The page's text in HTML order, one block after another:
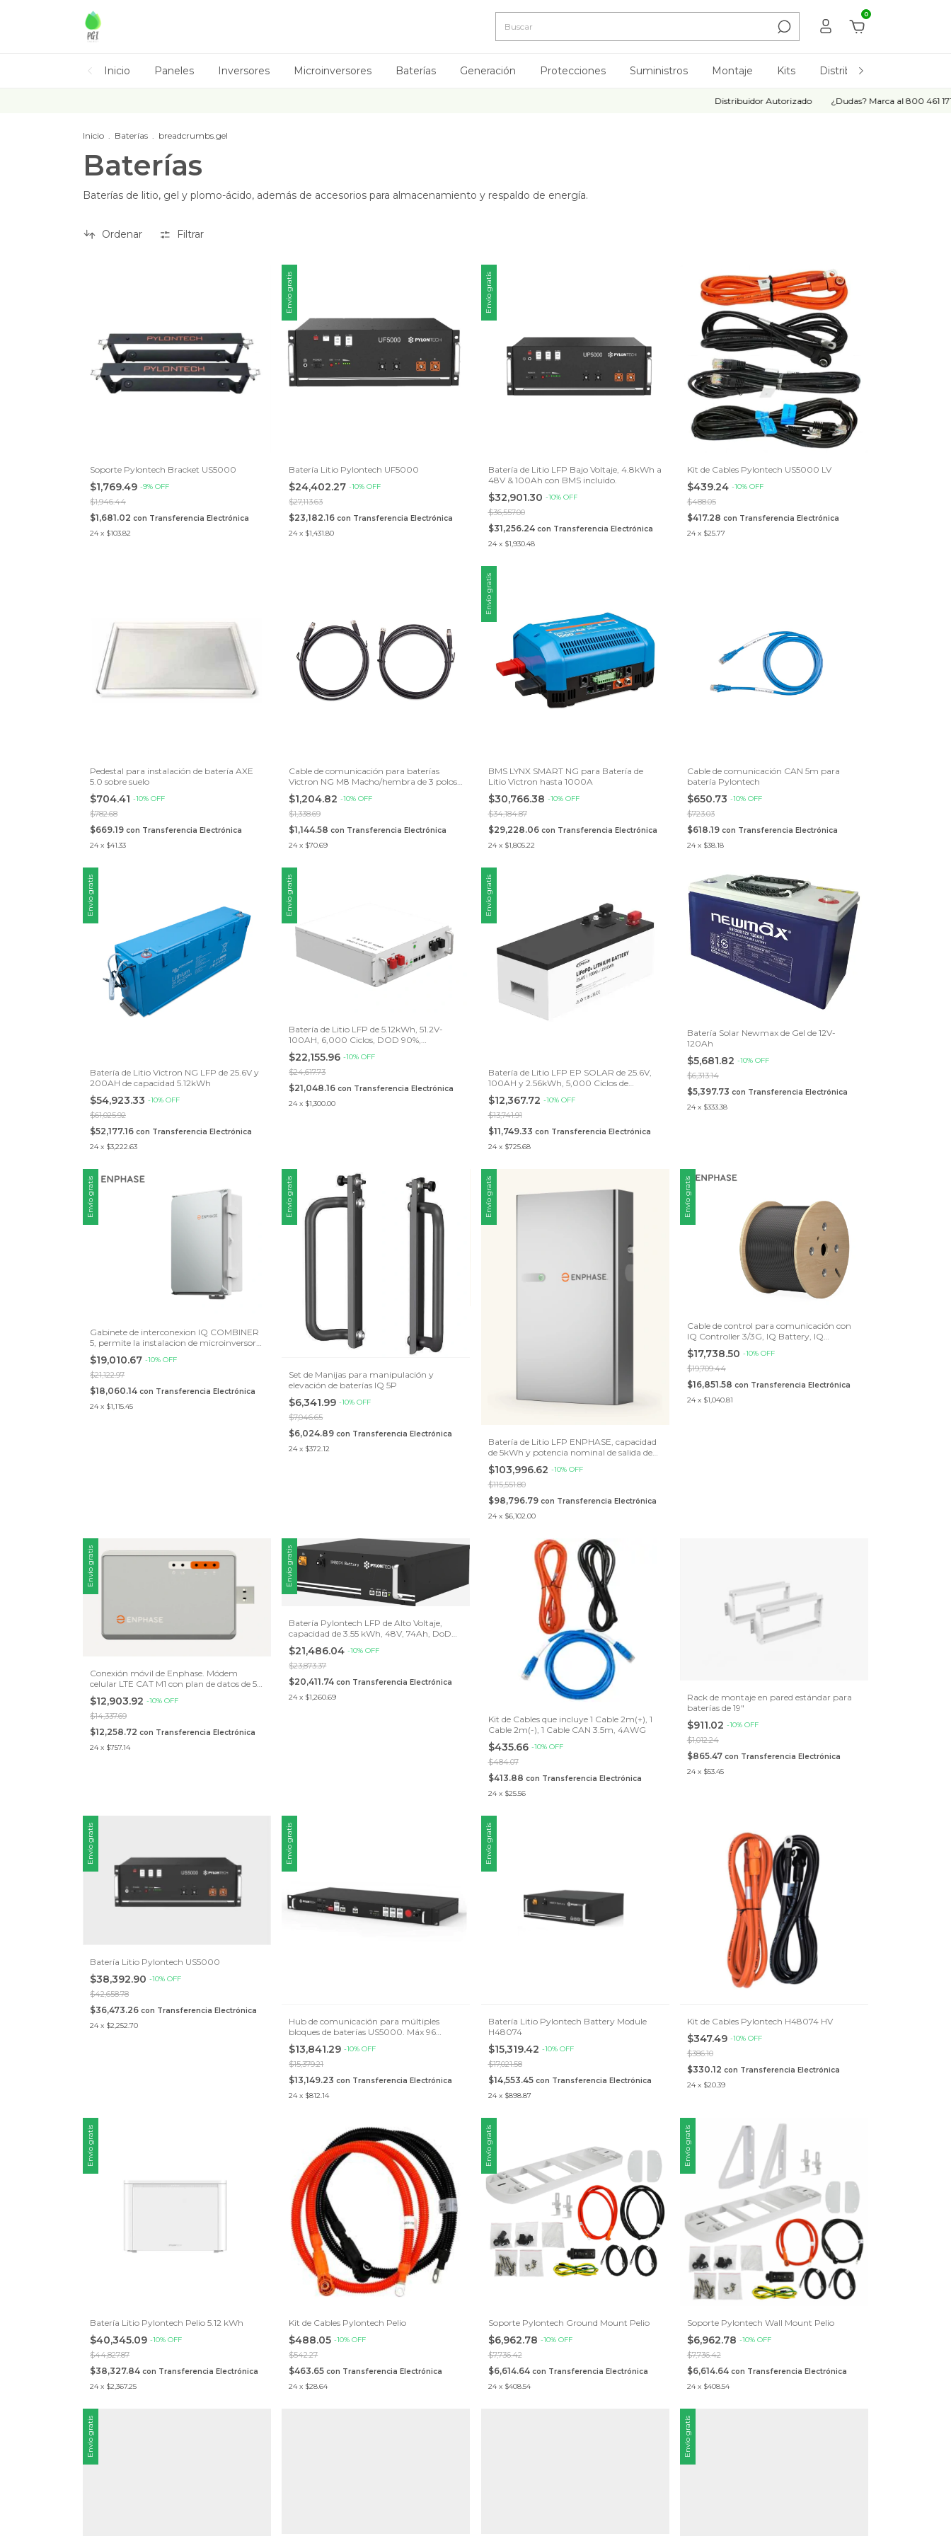
0
Inicio Paneles Inversores Microinversores Baterías Generación Protecciones Suministros Montaje Kits Distribución
Distribuidor Autorizado ¿Dudas? Marca al 800 461 1717
Inicio . Baterías . breadcrumbs.gel
Baterías
Baterías de litio, gel y plomo-ácido, además de accesorios para almacenamiento y respaldo de energía.
Ordenar Filtrar
Soporte Pylontech Bracket US5000
$1,769.49 -9% OFF
$1,946.44
$1,681.02 con Transferencia Electrónica
24 x $103.82
Envío gratis
Batería Litio Pylontech UF5000
$24,402.27-10%OFF
$27,113.63
$23,182.16con Transferencia Electrónica
24 x $1,431.80
Envío gratis
Batería de Litio LFP Bajo Voltaje, 4.8kWh a
48V & 100Ah con BMS incluido.
$32,901.30 -10% OFF
$36,557.00
$31,256.24 con Transferencia Electrónica
24 x $1,930.48
Kit de Cables Pylontech US5000 LV
$439.24 -10% OFF
$488.05
$417.28 con Transferencia Electrónica
24 x $25.77
Pedestal para instalación de batería AXE
5.0 sobre suelo
$704.41 -10% OFF
$782.68
$669.19 con Transferencia Electrónica
24 x $41.33
Cable de comunicación para baterías
Victron NG M8 Macho/hembra de 3 polos.
Bolsa con 2 piezas.
$1,204.82-10%OFF
$1,338.69
$1,144.58con Transferencia Electrónica
24 x $70.69
Envío gratis
BMS LYNX SMART NG para Batería de
Litio Victron hasta 1000A
$30,766.38 -10% OFF
$34,184.87
$29,228.06 con Transferencia Electrónica
24 x $1,805.22
Cable de comunicación CAN 5m para
batería Pylontech
$650.73 -10% OFF
$723.03
$618.19 con Transferencia Electrónica
24 x $38.18
Envío gratis
Batería de Litio Victron NG LFP de 25.6V y
200AH de capacidad 5.12kWh
$54,923.33 -10% OFF
$61,025.92
$52,177.16 con Transferencia Electrónica
24 x $3,222.63
Envío gratis
Batería de Litio LFP de 5.12kWh, 51.2V-
100AH, 6,000 Ciclos, DOD 90%,
compatible con inversor UP3000-
HM8041
$22,155.96-10%OFF
$24,617.73
$21,048.16con Transferencia Electrónica
24 x $1,300.00
Envío gratis
Batería de Litio LFP EP SOLAR de 25.6V,
100AH y 2.56kWh, 5,000 Ciclos de
descarga, compatible con inversor
IP2000-21
$12,367.72 -10% OFF
$13,741.91
$11,749.33 con Transferencia Electrónica
24 x $725.68
Batería Solar Newmax de Gel de 12V-
120Ah
$5,681.82 -10% OFF
$6,313.14
$5,397.73 con Transferencia Electrónica
24 x $333.38
Envío gratis
Gabinete de interconexion IQ COMBINER
5, permite la instalacion de microinversores
IQ, Compatible con IQ System Controller
3/3G y IQ Battery 5P
$19,010.67 -10% OFF
$21,122.97
$18,060.14 con Transferencia Electrónica
24 x $1,115.45
Envío gratis
Set de Manijas para manipulación y
elevación de baterías IQ 5P
$6,341.99-10%OFF
$7,046.65
$6,024.89con Transferencia Electrónica
24 x $372.12
Envío gratis
Batería de Litio LFP ENPHASE, capacidad
de 5kWh y potencia nominal de salida de
3.84kW
$103,996.62 -10% OFF
$115,551.80
$98,796.79 con Transferencia Electrónica
24 x $6,102.00
Envío gratis
Cable de control para comunicación con
IQ Controller 3/3G, IQ Battery, IQ
Combiner, Bobina de 500 fts
$17,738.50 -10% OFF
$19,709.44
$16,851.58 con Transferencia Electrónica
24 x $1,040.81
Envío gratis
Conexión móvil de Enphase. Módem
celular LTE CAT M1 con plan de datos de 5
años de AT&T
$12,903.92 -10% OFF
$14,337.69
$12,258.72 con Transferencia Electrónica
24 x $757.14
Envío gratis
Batería Pylontech LFP de Alto Voltaje,
capacidad de 3.55 kWh, 48V, 74Ah, DoD
90%. Compatible con inversores híbridos
Solis y Sol-Ark HV.
$21,486.04-10%OFF
$23,873.37
$20,411.74con Transferencia Electrónica
24 x $1,260.69
Kit de Cables que incluye 1 Cable 2m(+), 1
Cable 2m(-), 1 Cable CAN 3.5m, 4AWG
$435.66 -10% OFF
$484.07
$413.88 con Transferencia Electrónica
24 x $25.56
Rack de montaje en pared estándar para
baterías de 19"
$911.02 -10% OFF
$1,012.24
$865.47 con Transferencia Electrónica
24 x $53.45
Envío gratis
Batería Litio Pylontech US5000
$38,392.90 -10% OFF
$42,658.78
$36,473.26 con Transferencia Electrónica
24 x $2,252.70
Envío gratis
Hub de comunicación para múltiples
bloques de baterías US5000. Máx 96
baterías.
$13,841.29-10%OFF
$15,379.21
$13,149.23con Transferencia Electrónica
24 x $812.14
Envío gratis
Batería Litio Pylontech Battery Module
H48074
$15,319.42 -10% OFF
$17,021.58
$14,553.45 con Transferencia Electrónica
24 x $898.87
Kit de Cables Pylontech H48074 HV
$347.49 -10% OFF
$386.10
$330.12 con Transferencia Electrónica
24 x $20.39
Envío gratis
Batería Litio Pylontech Pelio 5.12 kWh
$40,345.09 -10% OFF
$44,827.87
$38,327.84 con Transferencia Electrónica
24 x $2,367.25
Kit de Cables Pylontech Pelio
$488.05-10%OFF
$542.27
$463.65con Transferencia Electrónica
24 x $28.64
Envío gratis
Soporte Pylontech Ground Mount Pelio
$6,962.78 -10% OFF
$7,736.42
$6,614.64 con Transferencia Electrónica
24 x $408.54
Envío gratis
Soporte Pylontech Wall Mount Pelio
$6,962.78 -10% OFF
$7,736.42
$6,614.64 con Transferencia Electrónica
24 x $408.54
Envío gratis Envío gratis